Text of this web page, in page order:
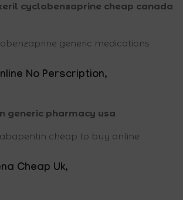
cyclobenzaprine cheap canada
generic medications
No Perscription,
generic pharmacy usa
cheap to buy online
Cheap Uk,